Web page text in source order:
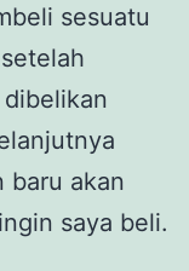
sesuatu
baru akan
saya beli.